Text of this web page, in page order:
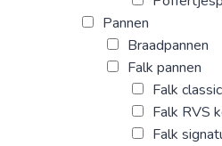
Pannen
Braadpannen
Falk pannen
Falk
Falk RVS
Falk